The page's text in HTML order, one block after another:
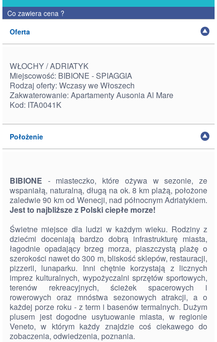
Co zawiera cena ?
Oferta
WŁOCHY / ADRIATYK
Miejscowość: BIBIONE - SPIAGGIA
Rodzaj oferty: Wczasy we Włoszech
Zakwaterowanie: Apartamenty Ausonia Al Mare
Kod: ITA0041K
Położenie
BIBIONE - miasteczko, które ożywa w sezonie, ze
wspaniałą, naturalną, długą na ok. 8 km plażą, położone
zaledwie 90 km od Wenecji, nad północnym Adriatykiem.
Jest to najbliższe z Polski ciepłe morze!
Świetne miejsce dla ludzi w każdym wieku. Rodziny z
dziećmi doceniają bardzo dobrą infrastrukturę miasta,
łagodnie opadający brzeg morza, piaszczystą plażę o
szerokości nawet do 300 m, bliskość sklepów, restauracji,
pizzerii, lunaparku. Inni chętnie korzystają z licznych
imprez kulturalnych, wypożyczalni sprzętów sportowych,
terenów rekreacyjnych, ścieżek spacerowych i
rowerowych oraz mnóstwa sezonowych atrakcji, a o
każdej porze roku - z term i basenów termalnych. Dużym
plusem jest dogodne usytuowanie miasta, w regionie
Veneto, w którym każdy znajdzie coś ciekawego do
zobaczenia, odwiedzenia, poznania.